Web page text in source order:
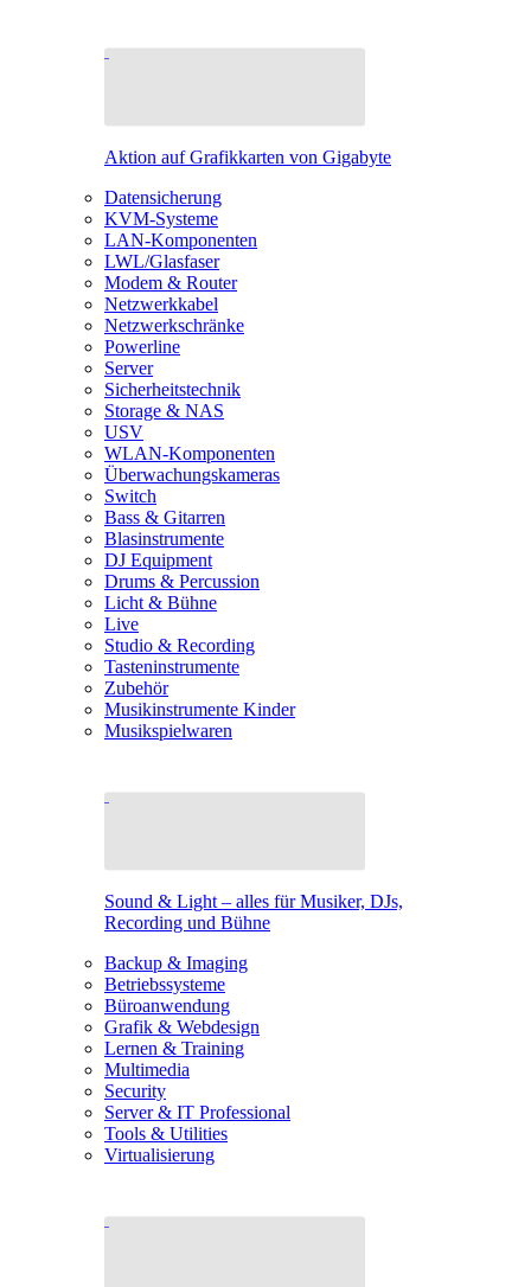
Aktion auf Grafikkarten von Gigabyte
Datensicherung
KVM-Systeme
LAN-Komponenten
LWL/Glasfaser
Modem & Router
Netzwerkkabel
Netzwerkschränke
Powerline
Server
Sicherheitstechnik
Storage & NAS
USV
WLAN-Komponenten
Überwachungskameras
Switch
Bass & Gitarren
Blasinstrumente
DJ Equipment
Drums & Percussion
Licht & Bühne
Live
Studio & Recording
Tasteninstrumente
Zubehör
Musikinstrumente Kinder
Musikspielwaren
Sound & Light – alles für Musiker, DJs,
Recording und Bühne
Backup & Imaging
Betriebssysteme
Büroanwendung
Grafik & Webdesign
Lernen & Training
Multimedia
Security
Server & IT Professional
Tools & Utilities
Virtualisierung